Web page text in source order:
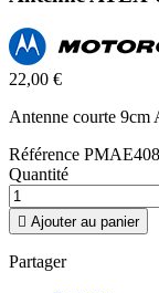
22,00 €
Antenne courte
Référence
Quantité
 Ajouter au panier
Partager